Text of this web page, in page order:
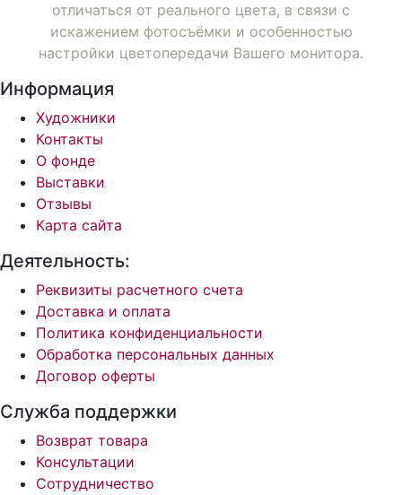
отличаться от реального цвета, в связи с
искажением фотосъёмки и особенностью
настройки цветопередачи Вашего монитора.
Информация
Художники
Контакты
О фонде
Выставки
Отзывы
Карта сайта
Деятельность:
Реквизиты расчетного счета
Доставка и оплата
Политика конфиденциальности
Обработка персональных данных
Договор оферты
Служба поддержки
Возврат товара
Консультации
Сотрудничество